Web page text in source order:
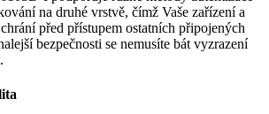
na druhé vrstvě, čímž Vaše zařízení a
před přístupem ostatních připojených
bezpečnosti se nemusíte bát vyzrazení